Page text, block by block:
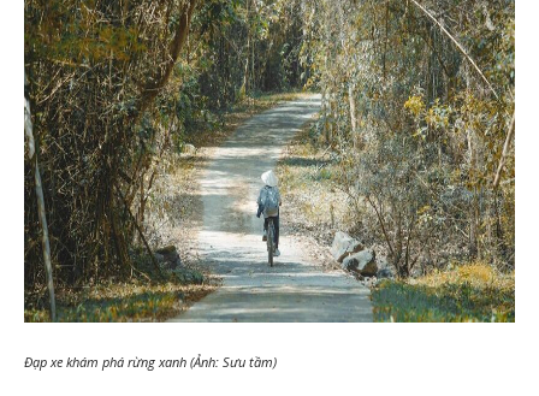
Đạp xe khám phá rừng xanh (Ảnh: Sưu tầm)